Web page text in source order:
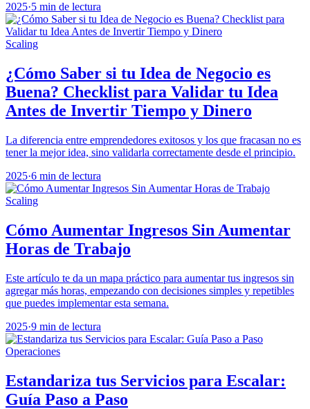
2025·5 min de lectura
Scaling
¿Cómo Saber si tu Idea de Negocio es
Buena? Checklist para Validar tu Idea
Antes de Invertir Tiempo y Dinero
La diferencia entre emprendedores exitosos y los que fracasan no es
tener la mejor idea, sino validarla correctamente desde el principio.
2025·6 min de lectura
Scaling
Cómo Aumentar Ingresos Sin Aumentar
Horas de Trabajo
Este artículo te da un mapa práctico para aumentar tus ingresos sin
agregar más horas, empezando con decisiones simples y repetibles
que puedes implementar esta semana.
2025·9 min de lectura
Operaciones
Estandariza tus Servicios para Escalar:
Guía Paso a Paso